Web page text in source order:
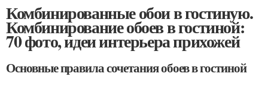
Комбинированные обои в гостиную.
Комбинирование обоев в гостиной:
70 фото, идеи интерьера прихожей
Основные правила сочетания обоев в гостиной